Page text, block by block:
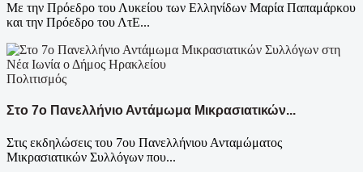
Με την Πρόεδρο του Λυκείου των Ελληνίδων Μαρία Παπαμάρκου
και την Πρόεδρο του ΛτΕ...
Πολιτισμός
Στο 7ο Πανελλήνιο Αντάμωμα Μικρασιατικών...
Στις εκδηλώσεις του 7ου Πανελλήνιου Ανταμώματος
Μικρασιατικών Συλλόγων που...